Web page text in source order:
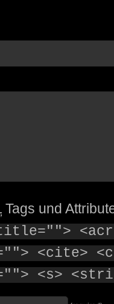
Tags und
<cite>
<s>